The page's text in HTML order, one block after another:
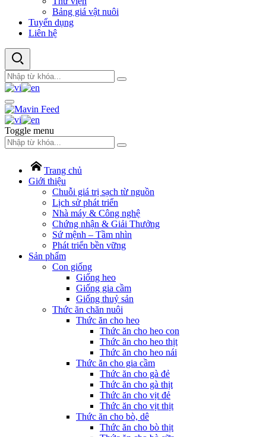
Bảng giá vật nuôi
Tuyển dụng
Liên hệ
Toggle menu
Trang chủ
Giới thiệu
Chuỗi giá trị sạch từ nguồn
Lịch sử phát triển
Nhà máy & Công nghệ
Chứng nhận & Giải Thưởng
Sứ mệnh – Tầm nhìn
Phát triển bền vững
Sản phẩm
Con giống
Giống heo
Giống gia cầm
Giống thuỷ sản
Thức ăn chăn nuôi
Thức ăn cho heo
Thức ăn cho heo con
Thức ăn cho heo thịt
Thức ăn cho heo nái
Thức ăn cho gia cầm
Thức ăn cho gà đẻ
Thức ăn cho gà thịt
Thức ăn cho vịt đẻ
Thức ăn cho vịt thịt
Thức ăn cho bò, dê
Thức ăn cho bò thịt